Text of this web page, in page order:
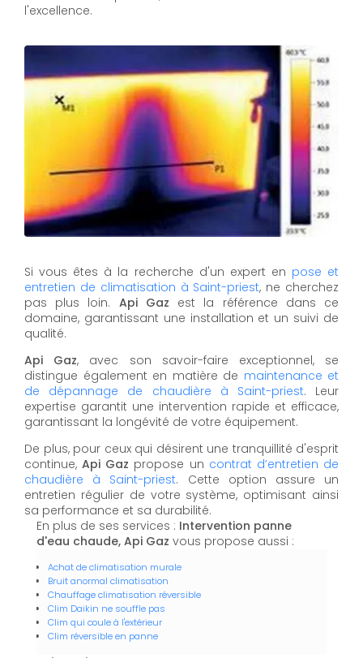
l'excellence.
Si vous êtes à la recherche d'un expert en pose et
entretien de climatisation à Saint-priest, ne cherchez
pas plus loin. Api Gaz est la référence dans ce
domaine, garantissant une installation et un suivi de
qualité.
Api Gaz, avec son savoir-faire exceptionnel, se
distingue également en matière de maintenance et
de dépannage de chaudière à Saint-priest. Leur
expertise garantit une intervention rapide et efficace,
garantissant la longévité de votre équipement.
De plus, pour ceux qui désirent une tranquillité d'esprit
continue,Api Gaz propose un contrat d’entretien de
chaudière à Saint-priest. Cette option assure un
entretien régulier de votre système, optimisant ainsi
sa performance et sa durabilité.
En plus de ses services : Intervention panne
d'eau chaude, Api Gaz vous propose aussi :
Achat de climatisation murale
Bruit anormal climatisation
Chauffage climatisation réversible
Clim Daikin ne souffle pas
Clim qui coule à l'extérieur
Clim réversible en panne